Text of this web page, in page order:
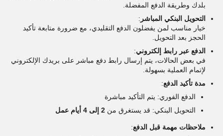
بلدك وطريقة الدفع المفضلة.
التحويل البنكي المباشر :
خيار مناسب لمن يفضلون الدفع التقليدي، مع ضرورة متابعة تأكيد
الحجز بعد التحويل.
الدفع عبر رابط إلكتروني:
في بعض الحالات، يتم إرسال رابط دفع مباشر على بريدك الإلكتروني
لإتمام العملية بسهولة.
مدة تأكيد الدفع:
الدفع الفوري: يتم التأكيد مباشرة
التحويل البنكي: قد يستغرق من 2 إلى 4 أيام عمل
ملاحظات مهمة قبل الدفع: